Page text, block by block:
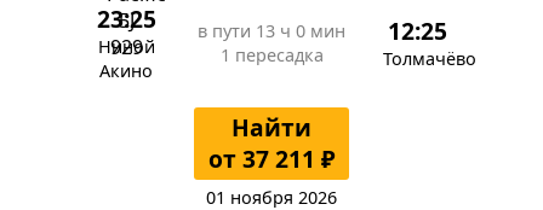
23:25
Ниной
Акино
в пути 13 ч 0 мин
1 пересадка
12:25
Толмачёво
Найти
от 37 211 ₽
01 ноября 2026